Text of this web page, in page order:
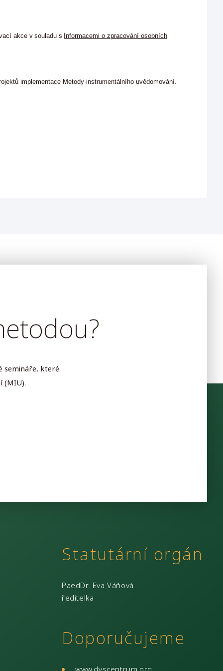
akce v souladu s Informacemi o zpracování osobních
implementace Metody instrumentálního uvědomování.
semináře, které
(MIU).
Statutární orgán
PaedDr. Eva Váňová
ředitelka
Doporučujeme
www.dyscentrum.org